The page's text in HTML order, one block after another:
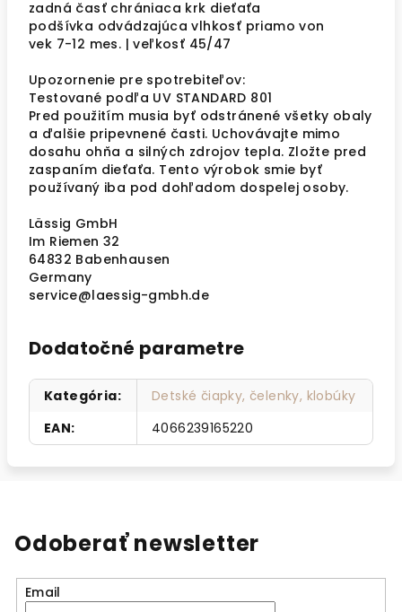
zadná časť chrániaca krk dieťaťa
podšívka odvádzajúca vlhkosť priamo von
vek 7-12 mes. | veľkosť 45/47
Upozornenie pre spotrebiteľov:
Testované podľa UV STANDARD 801
Pred použitím musia byť odstránené všetky obaly
a ďalšie pripevnené časti. Uchovávajte mimo
dosahu ohňa a silných zdrojov tepla. Zložte pred
zaspaním dieťaťa. Tento výrobok smie byť
používaný iba pod dohľadom dospelej osoby.
Lässig GmbH
Im Riemen 32
64832 Babenhausen
Germany
service@laessig-gmbh.de
Dodatočné parametre
Kategória:
Detské čiapky, čelenky, klobúky
EAN: 4066239165220
Odoberať newsletter
Email